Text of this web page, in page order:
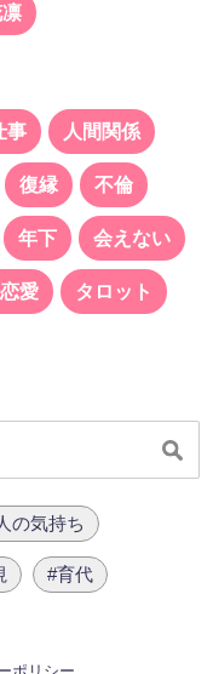
事 人間関係
復縁 不倫
年下 会えない
愛 タロット
の気持ち
#育代